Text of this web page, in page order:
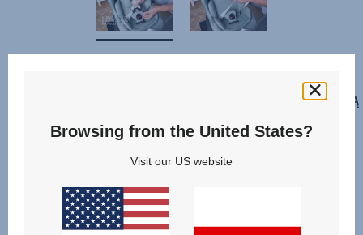
PRZYMOCOWANY PASAMI BEZPIECZEŃSTWA Z
Browsing from the United States?
Visit our US website